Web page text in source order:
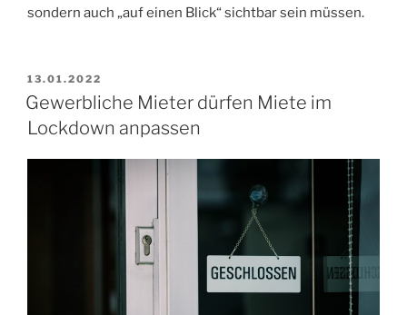
sondern auch „auf einen Blick“ sichtbar sein müssen.
VERÖFFENTLICHT
AM
13.01.2022
Gewerbliche Mieter dürfen Miete im
Lockdown anpassen